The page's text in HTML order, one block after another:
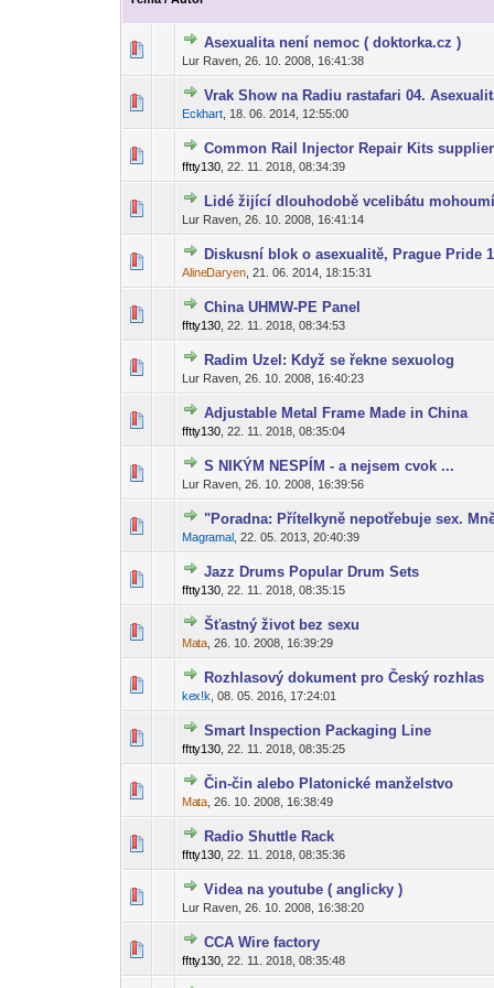
Asexualita není nemoc ( doktorka.cz )
Lur Raven,26. 10. 2008, 16:41:38
0 hlas(ů) - 0 z 5
Vrak Show na Radiu rastafari 04.
Eckhart 18. 06. 2014, 12:55:00
0 hlas(ů) - 0 z 5
12
Common Rail Injector Repair Kits
fftty130 ,22. 11. 2018, 08:34:39
0 hlas(ů) - 0 z 5
12
Lidé žijící dlouhodobě vcelibátu
Lur Raven,26. 10. 2008, 16:41:14
0 hlas(ů) - 0 z12
Diskusní blok o asexualitě, Prague Pride
AlineDaryen ,21. 06. 2014, 18:15:31
0 hlas(ů) - 0 z1 2
China UHMW-PE Panel
fftty130 ,22. 11. 2018, 08:34:53
Radim Uzel: Když se řekne sexuolog
Lur Raven,26. 10. 2008, 16:40:23
0 hlas(ů) - 0 z 5
Adjustable Metal Frame Made in China
fftty130 ,22. 11. 2018, 08:35:04
0 hlas(ů) - 0 z 5
S NIKÝM NESPÍM - a nejsem cvok ...
Lur Raven,26. 10. 2008, 16:39:56
0 hlas(ů) - 0 z 5
"Poradna: Přítelkyně nepotřebuje sex.
Magramal ,22. 05. 2013, 20:40:39
0 hlas(ů) - 0 z12
Jazz Drums Popular Drum Sets
fftty130 ,22. 11. 2018, 08:35:15
0 hlas(ů) - 0 z 5
Šťastný život bez sexu
Mata ,26. 10. 2008, 16:39:29
Rozhlasový dokument pro Český rozhlas
kex!k ,08. 05. 2016, 17:24:01
0 hlas(ů) - 0 z 5
1
Smart Inspection Packaging Line
fftty130 ,22. 11. 2018, 08:35:25
0 hlas(ů) - 0 z 5
Čin-čin alebo Platonické manželstvo
Mata ,26. 10. 2008, 16:38:49
0 hlas(ů) - 0 z 5
Radio Shuttle Rack
fftty130 ,22. 11. 2018, 08:35:36
Videa na youtube ( anglicky )
Lur Raven,26. 10. 2008, 16:38:20
0 hlas(ů) - 0 z 5
CCA Wire factory
fftty130 ,22. 11. 2018, 08:35:48